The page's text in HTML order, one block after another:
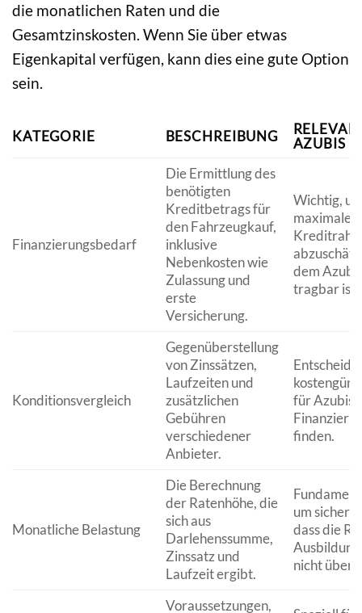
die monatlichen Raten und die
Gesamtzinskosten. Wenn Sie über etwas
Eigenkapital verfügen, kann dies eine gute Option
sein.
KATEGORIE BESCHREIBUNG
AZUBIS
Finanzierungsbedarf
Die Ermittlung des
benötigten
Kreditbetrags für
den Fahrzeugkauf,
inklusive
Nebenkosten wie
Zulassung und
erste
Versicherung.
Wichtig,
maximalen
dem
tragbar ist.
Konditionsvergleich
Gegenüberstellung
von Zinssätzen,
Laufzeiten und
zusätzlichen
Gebühren
verschiedener
Anbieter.
für Azubis
finden.
Monatliche Belastung
Die Berechnung
der Ratenhöhe, die
sich aus
Darlehenssumme,
Zinssatz und
Laufzeit ergibt.
um
dass die
nicht
Voraussetzungen,